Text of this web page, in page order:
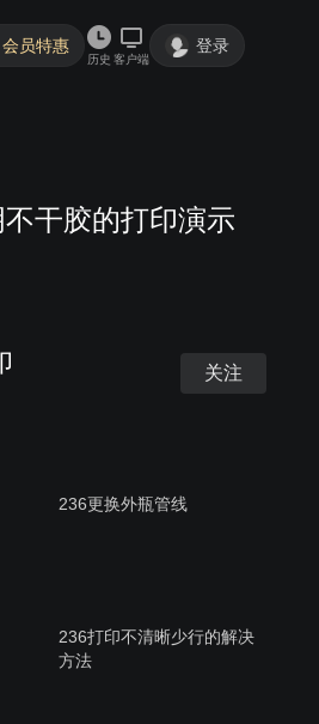
会员特惠
历史 客户端
登录
干胶的打印演示
关注
236更换外瓶管线
236打印不清晰少行的解决
方法